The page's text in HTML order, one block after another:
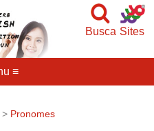
Sites
Busca
> Pronomes